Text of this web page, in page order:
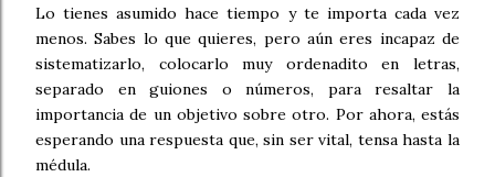
Lo tienes asumido hace tiempo y te importa cada vez
menos. Sabes lo que quieres, pero aún eres incapaz de
sistematizarlo, colocarlo muy ordenadito en letras,
separado en guiones o números, para resaltar la
importancia de un objetivo sobre otro. Por ahora, estás
esperando una respuesta que, sin ser vital, tensa hasta la
médula.